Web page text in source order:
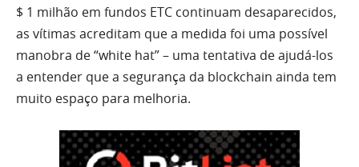
$ 1 milhão em fundos ETC continuam desaparecidos,
as vítimas acreditam que a medida foi uma possível
manobra de “white hat” – uma tentativa de ajudá-los
a entender que a segurança da blockchain ainda tem
muito espaço para melhoria.